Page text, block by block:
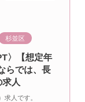
杉並区
〉【想定年
らでは、長
人
人です。